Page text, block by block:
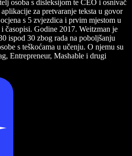
osoba s disleksijom te CEO i osnivač
za pretvaranje teksta u govor
s 5 zvjezdica i prvim mjestom u
časopisi. Godine 2017. Weitzman je
ispod 30 zbog rada na poboljšanju
s teškoćama u učenju. O njemu su
Entrepreneur, Mashable i drugi